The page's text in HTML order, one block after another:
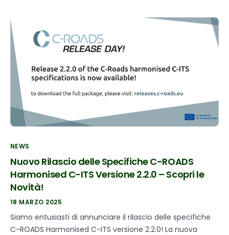
NEWS
Nuovo Rilascio delle Specifiche C-ROADS
Harmonised C-ITS Versione 2.2.0 – Scopri le
Novità!
18 MARZO 2025
Siamo entusiasti di annunciare il rilascio delle specifiche
C-ROADS Harmonised C-ITS versione 2.2.0! La nuova